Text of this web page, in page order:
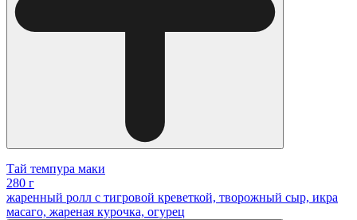
Тай темпура маки
280 г
жаренный ролл с тигровой креветкой, творожный сыр, икра
масаго, жареная курочка, огурец